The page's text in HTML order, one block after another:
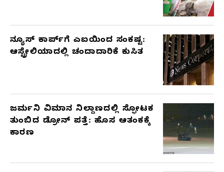
ನ್ಯೂಸ್ ಕಾರ್ಪ್‌ಗೆ ಎಐಯಿಂದ ಸಂಕಷ್ಟ:
ಆಸ್ಟ್ರೇಲಿಯಾದಲ್ಲಿ ಚಂದಾದಾರಿಕೆ ಕುಸಿತ
ಜರ್ಮನಿ ವಿಮಾನ ನಿಲ್ದಾಣದಲ್ಲಿ ಸ್ಫೋಟಕ
ತುಂಬಿದ ಡ್ರೋನ್ ಪತ್ತೆ: ಹೊಸ ಆತಂಕಕ್ಕೆ
ಕಾರಣ